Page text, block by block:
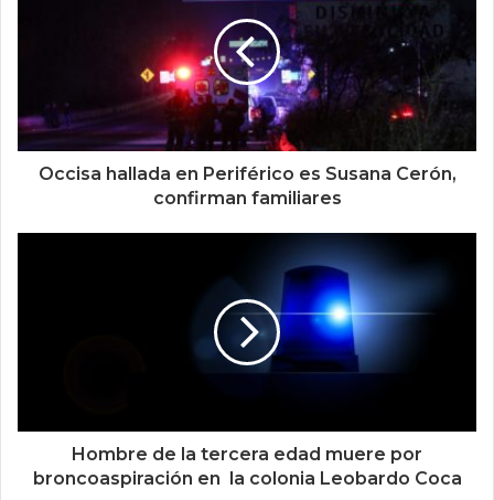
Occisa hallada en Periférico es Susana Cerón,
confirman familiares
Hombre de la tercera edad muere por
broncoaspiración en la colonia Leobardo Coca